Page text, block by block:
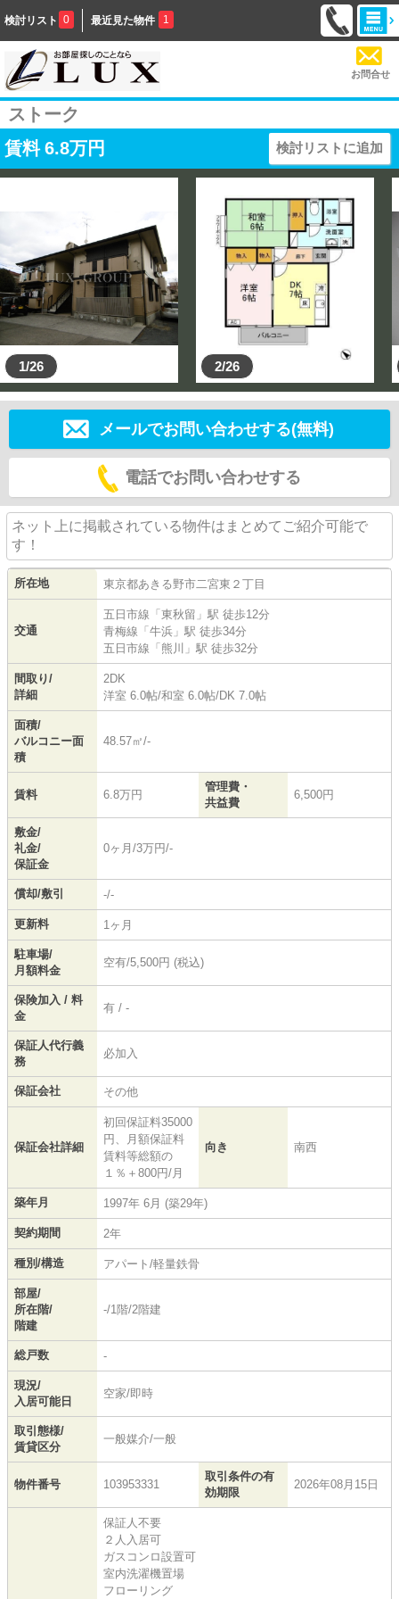
検討リスト 0 最近見た物件 1
お問合せ
ストーク
賃料 6.8万円 検討リストに追加
1/26 2/26
メールでお問い合わせする(無料)
電話でお問い合わせする
ネット上に掲載されている物件はまとめてご紹介可能で
す！
所在地 東京都あきる野市二宮東 ２丁目
交通
五日市線 「東秋留 」駅 徒歩12分
青梅線 「牛浜 」駅 徒歩34分
五日市線 「熊川 」駅 徒歩32分
間取り/
詳細
2DK
洋室 6.0帖/和室 6.0帖/DK 7.0帖
面積/
バルコニー面
積
48.57㎡/-
賃料 6.8万円
管理費・
共益費
6,500円
敷金/
礼金/
保証金
0ヶ月/3万円/-
償却/敷引 -/-
更新料 1ヶ月
駐車場/
月額料金
空有/5,500円 (税込)
保険加入 / 料
金
有 / -
保証人代行義
務
必加入
保証会社 その他
保証会社詳細
初回保証料35000
円、月額保証料
賃料等総額の
１％＋800円/月
向き 南西
築年月 1997年 6月 (築29年)
契約期間 2年
種別/構造 アパート/軽量鉄骨
部屋/
所在階/
階建
-/1階/2階建
総戸数 -
現況/
入居可能日
空家/即時
取引態様/
賃貸区分
一般媒介/一般
物件番号 103953331
取引条件の有
効期限
2026年08月15日
保証人不要
２人入居可
ガスコンロ設置可
室内洗濯機置場
フローリング